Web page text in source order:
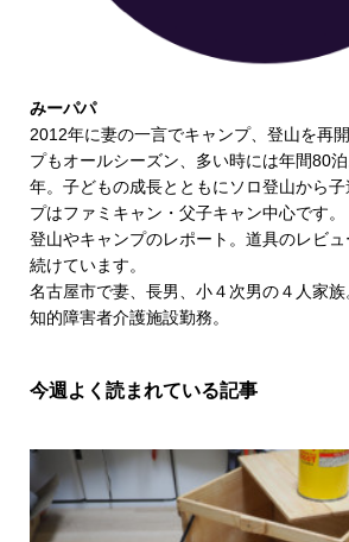
みーパパ
2012年に妻の一言でキャンプ、登山を再
プもオールシーズン、多い時には年間80
年。子どもの成長とともにソロ登山から
プはファミキャン・父子キャン中心です。
登山やキャンプのレポート。道具のレビ
続けています。
名古屋市で妻、長男、小４次男の４人家
知的障害者介護施設勤務。
今週よく読まれている記事